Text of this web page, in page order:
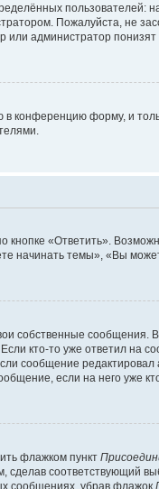
пользователей:
Пожалуйста, не
администратор
в конференцию форму, и
«Ответить».
начинать темы», «Вы
собственные сообщения.
кто-то уже ответил на
сообщение
если на него уже
флажком пункт
соответствующий
сообщениях, убрав флажок